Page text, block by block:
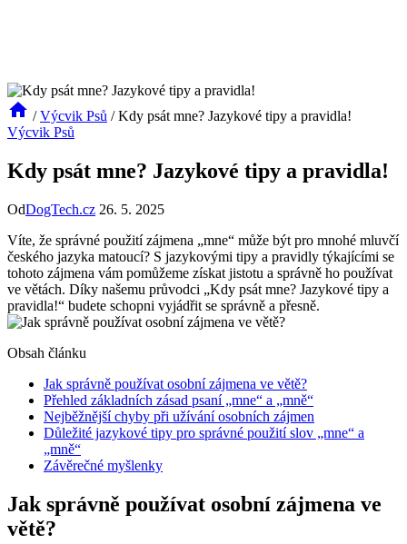
/ Výcvik Psů / Kdy psát mne? Jazykové tipy a pravidla!
Výcvik Psů
Kdy psát mne? Jazykové tipy a pravidla!
OdDogTech.cz 26. 5. 2025
Víte, že správné použití zájmena⁢ „mne“ může být pro mnohé mluvčí
českého jazyka matoucí? S jazykovými ⁣tipy a pravidly ⁣týkajícími se
tohoto zájmena vám pomůžeme získat jistotu a ‍správně ho ⁣používat
⁤ve ⁣větách. Díky našemu průvodci „Kdy ​psát mne? Jazykové⁣ tipy a​
pravidla!“ budete schopni vyjádřit se‍ správně⁣ a přesně.
Obsah článku
Jak správně používat osobní zájmena ve větě?
Přehled základních ‌zásad psaní „mne“ a „mně“
Nejběžnější chyby při užívání osobních zájmen
Důležité jazykové tipy pro​ správné‍ použití slov „mne“ a
„mně“
Závěrečné myšlenky
Jak správně používat osobní zájmena ve
větě?